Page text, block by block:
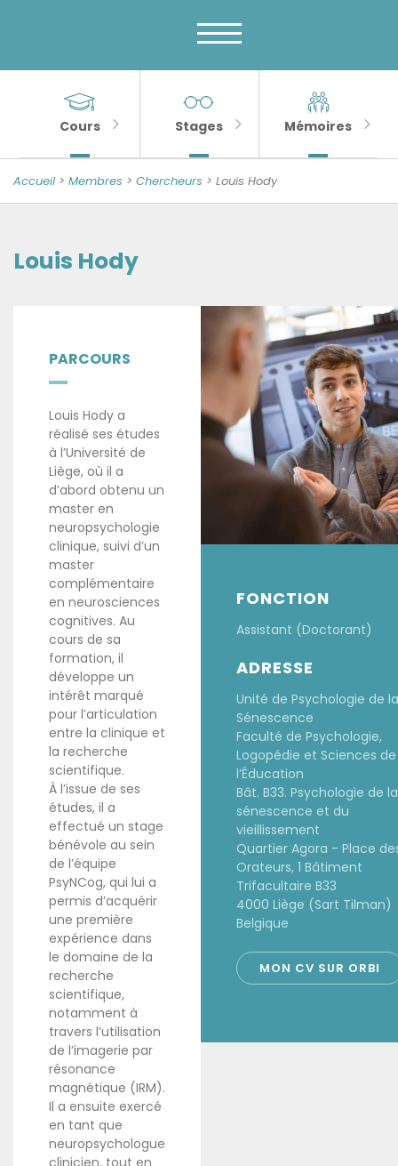
Banner
MENU
Psychologie
de
la
Sections
importantes
Cours Stages Mémoires
Accueil > Membres > Chercheurs > Louis Hody
Louis Hody
PARCOURS
Louis Hody a
réalisé ses études
à l’Université de
Liège, où il a
d’abord obtenu un
master en
neuropsychologie
clinique, suivi d’un
master
complémentaire
en neurosciences
cognitives. Au
cours de sa
formation, il
développe un
intérêt marqué
pour l’articulation
entre la clinique et
la recherche
scientifique.
À l’issue de ses
études, il a
effectué un stage
bénévole au sein
de l’équipe
PsyNCog, qui lui a
permis d’acquérir
une première
expérience dans
le domaine de la
recherche
scientifique,
notamment à
travers l’utilisation
de l’imagerie par
résonance
magnétique (IRM).
Il a ensuite exercé
en tant que
neuropsychologue
clinicien, tout en
FONCTION
Assistant (Doctorant)
ADRESSE
Unité de Psychologie de la
Sénescence
Faculté de Psychologie,
Logopédie et Sciences de
l’Éducation
Bât. B33. Psychologie de la
sénescence et du
vieillissement
Quartier Agora - Place
Orateurs, 1 Bâtiment
Trifacultaire B33
4000 Liège (Sart Tilman)
Belgique
MON CV SUR ORBI